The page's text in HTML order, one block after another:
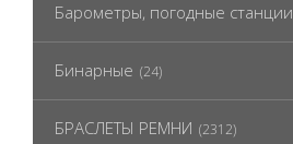
Барометры, погодные станции
Бинарные (24)
БРАСЛЕТЫ РЕМНИ (2312)